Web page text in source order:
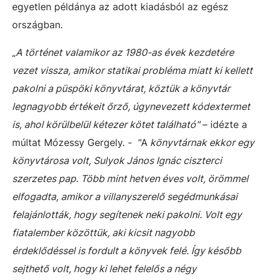
egyetlen példánya az adott kiadásból az egész
országban.
„A történet valamikor az 1980-as évek kezdetére
vezet vissza, amikor statikai probléma miatt ki kellett
pakolni a püspöki könyvtárat, köztük a könyvtár
legnagyobb értékeit őrző, úgynevezett kódextermet
is, ahol körülbelül kétezer kötet található"– idézte a
múltat Mózessy Gergely. - "A könyvtárnak ekkor egy
könyvtárosa volt, Sulyok János Ignác ciszterci
szerzetes pap. Több mint hetven éves volt, örömmel
elfogadta, amikor a villanyszerelő segédmunkásai
felajánlották, hogy segítenek neki pakolni. Volt egy
fiatalember közöttük, aki kicsit nagyobb
érdeklődéssel is fordult a könyvek felé. Így később
sejthető volt, hogy ki lehet felelős a négy